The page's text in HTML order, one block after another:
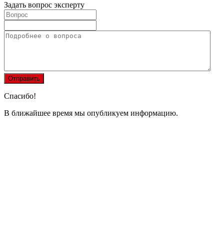
Задать вопрос эксперту
Спасибо!
В ближайшее время мы опубликуем информацию.